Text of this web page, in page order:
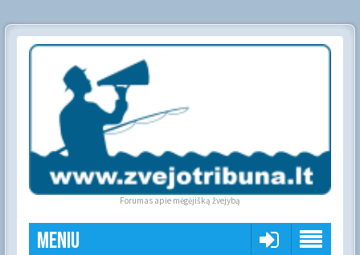
Forumas apie mėgėjišką žvejybą
Meniu